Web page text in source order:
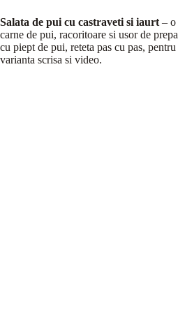
Salata de pui cu castraveti si iaurt – o
carne de pui, racoritoare si usor de
cu piept de pui, reteta pas cu pas,
varianta scrisa si video.